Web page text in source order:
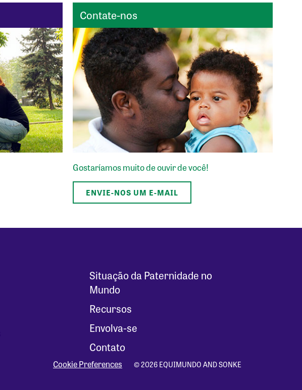
Contate-nos
Gostaríamos muito de ouvir de você!
ENVIE-NOS UM E-MAIL
Situação da Paternidade no
Mundo
Recursos
Envolva-se
Contato
Cookie Preferences © 2026 EQUIMUNDO AND SONKE